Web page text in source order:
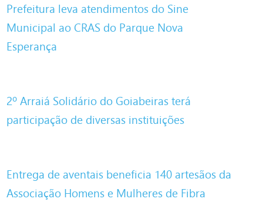
Prefeitura leva atendimentos do Sine
Municipal ao CRAS do Parque Nova
Esperança
2º Arraiá Solidário do Goiabeiras terá
participação de diversas instituições
Entrega de aventais beneficia 140 artesãos da
Associação Homens e Mulheres de Fibra